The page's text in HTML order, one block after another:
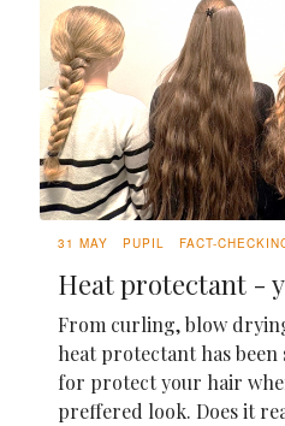
31 MAY PUPIL FACT-
Heat protectant -
From curling, blow
heat protectant has been
for protect your hair
preffered look. Does it